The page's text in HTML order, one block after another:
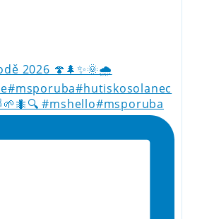
#mshello#msporuba